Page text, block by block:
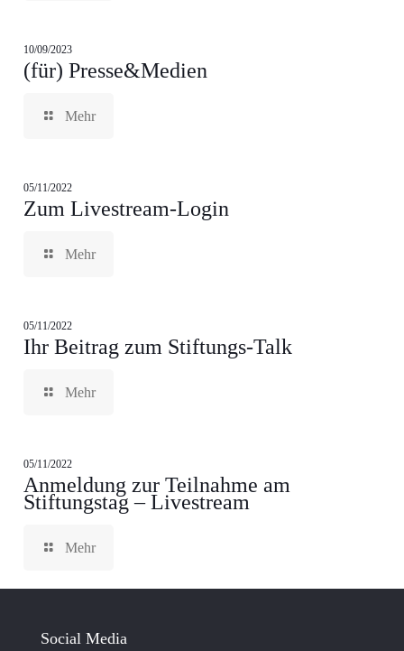
10/09/2023
(für) Presse&Medien
Mehr
05/11/2022
Zum Livestream-Login
Mehr
05/11/2022
Ihr Beitrag zum Stiftungs-Talk
Mehr
05/11/2022
Anmeldung zur Teilnahme am
Stiftungstag – Livestream
Mehr
Social Media